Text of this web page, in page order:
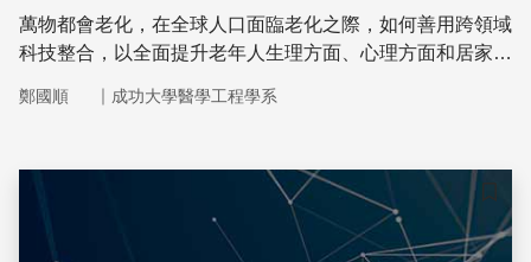
萬物都會老化，在全球人口面臨老化之際，如何善用跨領域
科技整合，以全面提升老年人生理方面、心理方面和居家環
鄭國順 ｜ 成功大學醫學工程學系
儲存